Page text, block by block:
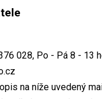
028, Po - Pá 8 - 13
na níže uvedený